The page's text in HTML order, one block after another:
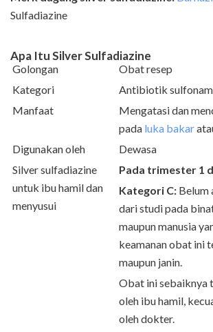
Sulfadiazine
Apa Itu Silver Sulfadiazine
Golongan
Obat resep
Kategori
Antibiotik
Manfaat
Mengatasi dan
pada luka bakar
Digunakan oleh
Dewasa
Silver sulfadiazine
untuk ibu hamil dan
menyusui
Pada trimester 1
Kategori C: Belum
dari studi pada
maupun manusia
keamanan obat ini
maupun janin.
Obat ini sebaiknya
oleh ibu hamil,
oleh dokter.